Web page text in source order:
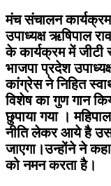
मंच संचालन
उपाध्यक्ष ऋषिपाल
के कार्यक्रम में जीटी
भाजपा प्रदेश
कांग्रेस ने निहित
विशेष का गुण गान
छुपाया गया ।
नीति लेकर आये है
जाएगा।उन्होंने ने
को नमन करता है।